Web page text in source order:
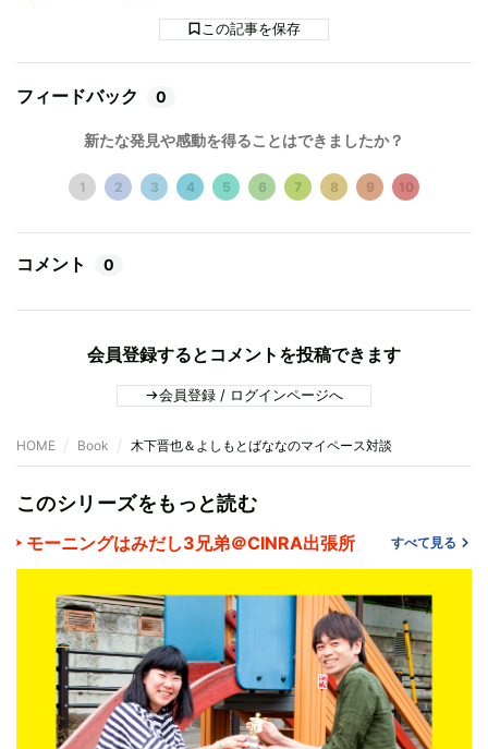
この記事を保存
フィードバック 0
新たな発見や感動を得ることはできましたか？
1 2 3 4 5 6 7 8 9 10
コメント 0
会員登録するとコメントを投稿できます
会員登録 / ログインページへ
HOME Book 木下晋也＆よしもとばななのマイペース対談
このシリーズをもっと読む
モーニングはみだし3兄弟＠CINRA出張所 すべて見る